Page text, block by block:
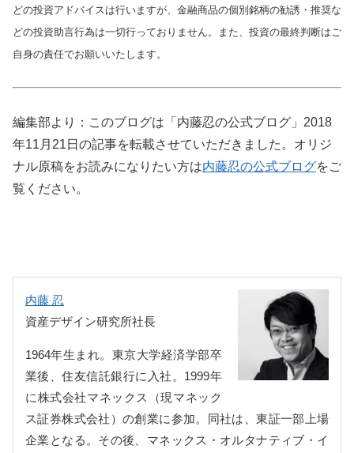
どの投資アドバイスは行いますが、金融商品の個別銘柄の勧誘・推奨な
どの投資助言行為は一切行っておりません。また、投資の最終判断はご
自身の責任でお願いいたします。
編集部より：このブログは「内藤忍の公式ブログ」2018
年11月21日の記事を転載させていただきました。オリジ
ナル原稿をお読みになりたい方は内藤忍の公式ブログをご
覧ください。
内藤 忍
資産デザイン研究所社長
1964年生まれ。東京大学経済学部卒
業後、住友信託銀行に入社。1999年
に株式会社マネックス（現マネック
ス証券株式会社）の創業に参加。同社は、東証一部上場
企業となる。その後、マネックス・オルタナティブ・イ